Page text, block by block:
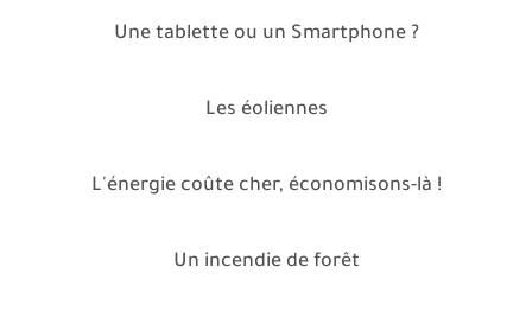
Une tablette ou un Smartphone ?
Les éoliennes
L'énergie coûte cher, économisons-là !
Un incendie de forêt